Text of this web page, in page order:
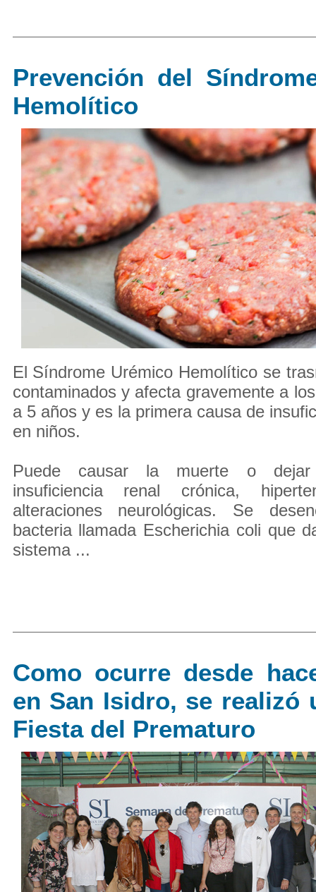
Prevención del
Hemolítico
El Síndrome Urémico Hemolítico se
contaminados y afecta gravemente a
a 5 años y es la primera causa de
en niños.
Puede causar la muerte o dejar
insuficiencia renal crónica,
alteraciones neurológicas. Se
bacteria llamada Escherichia coli que
sistema ...
Como ocurre desde
en San Isidro, se realizó
Fiesta del Prematuro